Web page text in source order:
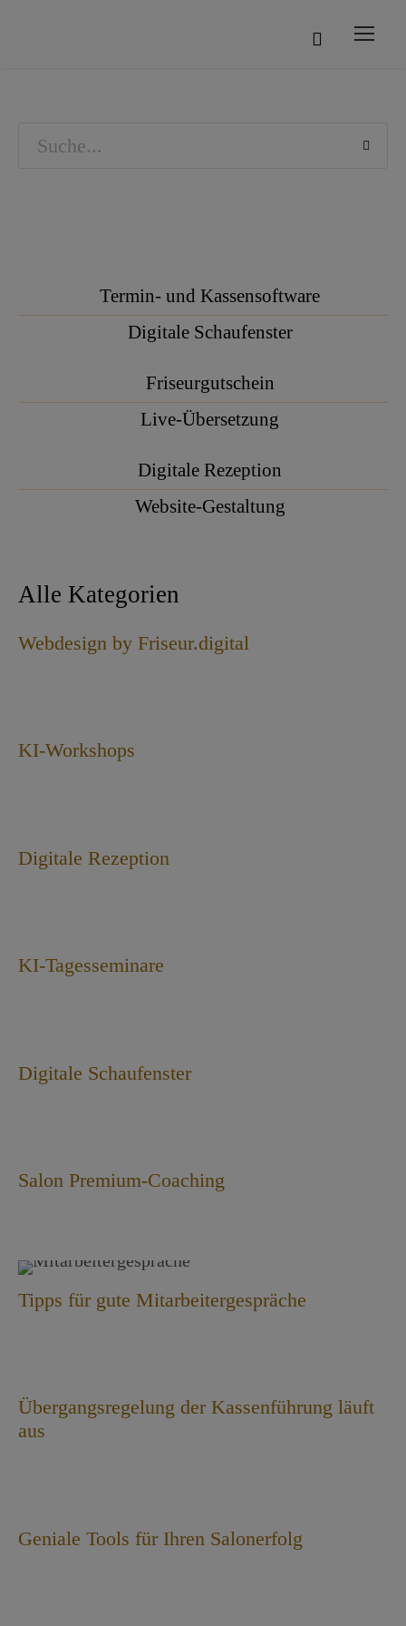
Termin- und Kassensoftware
Digitale Schaufenster
Friseurgutschein
Live-Übersetzung
Digitale Rezeption
Website-Gestaltung
Alle Kategorien
Webdesign by Friseur.digital
KI-Workshops
Digitale Rezeption
KI-Tagesseminare
Digitale Schaufenster
Salon Premium-Coaching
Tipps für gute Mitarbeitergespräche
Übergangsregelung der Kassenführung läuft
aus
Geniale Tools für Ihren Salonerfolg